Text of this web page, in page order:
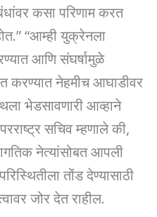
कसा परिणाम करत
“आम्ही युक्रेनला
आणि संघर्षामुळे
करण्यात नेहमीच आघाडीवर
भेडसावणारी आव्हाने
सचिव म्हणाले की,
नेत्यांसोबत आपली
तोंड देण्यासाठी
जोर देत राहील.